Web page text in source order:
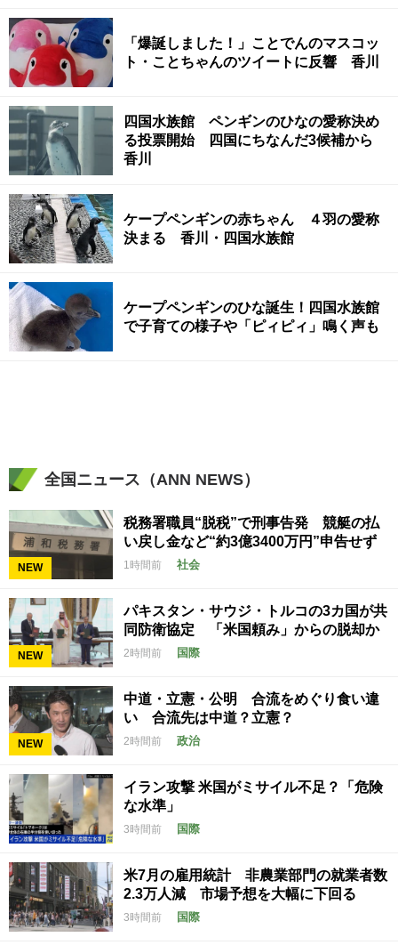
「爆誕しました！」ことでんのマスコッ
ト・ことちゃんのツイートに反響 香川
四国水族館 ペンギンのひなの愛称決め
る投票開始 四国にちなんだ3候補から
香川
ケープペンギンの赤ちゃん ４羽の愛称
決まる 香川・四国水族館
ケープペンギンのひな誕生！四国水族館
で子育ての様子や「ピィピィ」鳴く声も
全国ニュース（ANN NEWS）
NEW
税務署職員“脱税”で刑事告発 競艇の払
い戻し金など“約3億3400万円”申告せず
1時間前 社会
NEW
パキスタン・サウジ・トルコの3カ国が共
同防衛協定 「米国頼み」からの脱却か
2時間前 国際
NEW
中道・立憲・公明 合流をめぐり食い違
い 合流先は中道？立憲？
2時間前 政治
イラン攻撃 米国がミサイル不足？「危険
な水準」
3時間前 国際
米7月の雇用統計 非農業部門の就業者数
2.3万人減 市場予想を大幅に下回る
3時間前 国際